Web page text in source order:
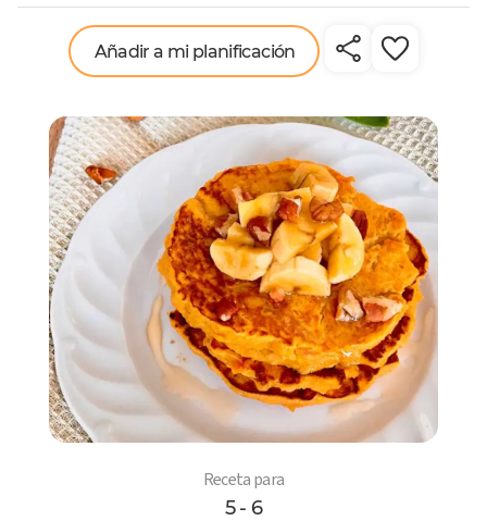
Añadir a mi planificación
Receta para
5 - 6